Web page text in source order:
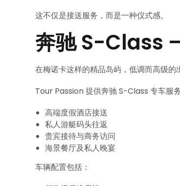
这不仅是接送服务，而是一种仪式感。
奔驰 S-Class
在梅诺卡这样的精品岛屿，低调而高级的
Tour Passion 提供奔驰 S-Class 专车服
高端度假酒店接送
私人游艇码头往返
贵宾接待与商务访问
海景餐厅及私人晚宴
车辆配置包括：